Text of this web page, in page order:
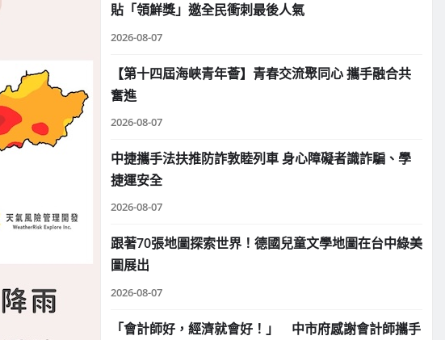
貼「領鮮獎」邀全民衝刺最後人氣
2026-08-07
【第十四屆海峽青年薈】青春交流聚同心 攜手融合共
奮進
2026-08-07
中捷攜手法扶推防詐敦睦列車 身心障礙者識詐騙、學
捷運安全
2026-08-07
跟著70張地圖探索世界！德國兒童文學地圖在台中綠美
圖展出
2026-08-07
「會計師好，經濟就會好！」 中市府感謝會計師攜手